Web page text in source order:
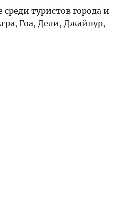
туристов города и
, Гоа, Дели, Джайпур,